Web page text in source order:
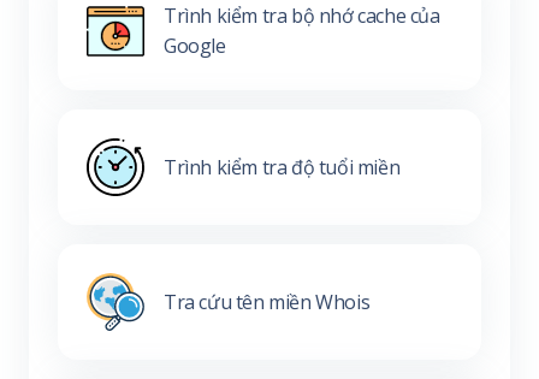
Trình kiểm tra bộ nhớ cache của
Google
Trình kiểm tra độ tuổi miền
Tra cứu tên miền Whois